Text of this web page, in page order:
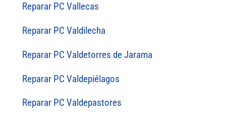
Reparar PC Vallecas
Reparar PC Valdilecha
Reparar PC Valdetorres de Jarama
Reparar PC Valdepiélagos
Reparar PC Valdepastores